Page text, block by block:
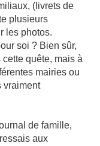
(livrets de
plusieurs
les photos.
soi ? Bien sûr,
quête, mais à
mairies ou
vraiment
de famille,
aux